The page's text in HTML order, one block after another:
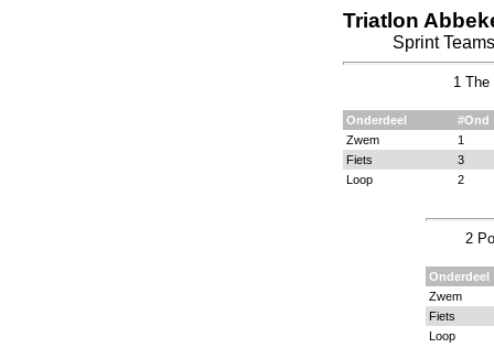
Triatlon
Sprint
1 The
Onderdeel
#Ond
Zwem
1
Fiets
3
Loop
2
2
Onderdeel
Zwem
Fiets
Loop